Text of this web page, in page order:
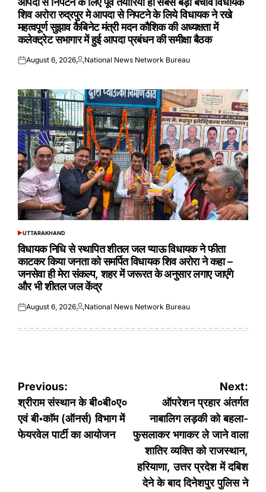
शिव अरोरा रुद्रपुर मे आपदा से निपटने के लिये विधायक ने रखे
महत्वपूर्ण सुझाव कैबिनेट मंत्री मदन कौशिक की अध्यक्षता में
कलेक्ट्रेट सभागार में हुई आपदा प्रबंधन की समीक्षा बैठक
Posted
August 6, 2026Posted
National News Network Bureau
POSTED
IN
UTTARAKHAND
विधायक निधि से स्थापित शीतल जल प्याऊ विधायक ने फीता
काटकर किया जनता को समर्पित विधायक शिव अरोरा ने कहा –
जनसेवा ही मेरा संकल्प, शहर में जरूरत के अनुसार लगाए जाएंगे
और भी शीतल जल केंद्र
Posted
August 6, 2026Posted
National News Network Bureau
Post
navigation
Previous:
श्रीराम संस्थान के बी०बी०ए०
एवं बी॰काॅम (ऑनर्स) विभाग में
फेयरवेल पार्टी का आयोजन
Next:
ऑपरेशन प्रहार अंतर्गत
नाबालिग लड़की को बहला-
फुसलाकर भगाकर ले जाने वाला
शातिर व्यक्ति को राजस्थान,
हरियाणा, उत्तर प्रदेश में दबिश
देने के बाद दिनेशपुर पुलिस ने